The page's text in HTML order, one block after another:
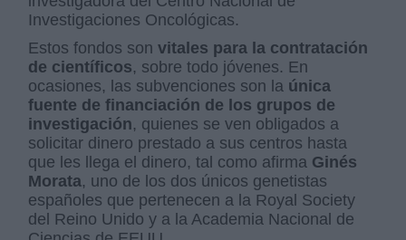
Investigaciones Oncológicas.
Estos fondos sonvitales para la contratación
de científicos, sobre todo jóvenes. En
ocasiones, las subvenciones son la única
fuente de financiación de los grupos de
investigación, quienes se ven obligados a
solicitar dinero prestado a sus centros hasta
que les llega el dinero, tal como afirma Ginés
Morata, uno de los dos únicos genetistas
españoles que pertenecen a la Royal Society
del Reino Unido y a la Academia Nacional de